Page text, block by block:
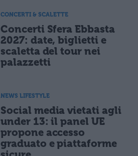
CONCERTI & SCALETTE
Concerti Sfera Ebbasta
2027: date, biglietti e
scaletta del tour nei
palazzetti
NEWS LIFESTYLE
Social media vietati agli
under 13: il panel UE
propone accesso
graduato e piattaforme